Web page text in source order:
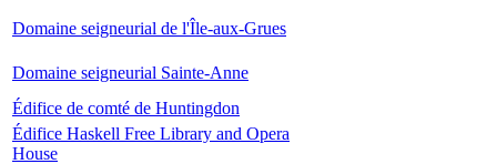
Domaine seigneurial de l'Île-aux-Grues
Domaine seigneurial Sainte-Anne
Édifice de comté de Huntingdon
Édifice Haskell Free Library and Opera
House